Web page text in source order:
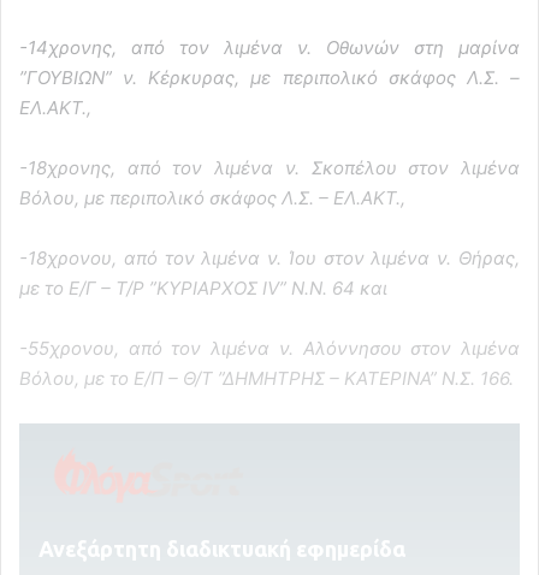
-14χρονης, από τον λιμένα ν. Οθωνών στη μαρίνα
”ΓΟΥΒΙΩΝ” ν. Κέρκυρας, με περιπολικό σκάφος Λ.Σ. –
ΕΛ.ΑΚΤ.,
-18χρονης, από τον λιμένα ν. Σκοπέλου στον λιμένα
Βόλου, με περιπολικό σκάφος Λ.Σ. – ΕΛ.ΑΚΤ.,
-18χρονου, από τον λιμένα ν. Ίου στον λιμένα ν. Θήρας,
με το Ε/Γ – Τ/Ρ ”ΚΥΡΙΑΡΧΟΣ IV” Ν.Ν. 64 και
-55χρονου, από τον λιμένα ν. Αλόννησου στον λιμένα
Βόλου, με το Ε/Π – Θ/Τ ”ΔΗΜΗΤΡΗΣ – ΚΑΤΕΡΙΝΑ” Ν.Σ. 166.